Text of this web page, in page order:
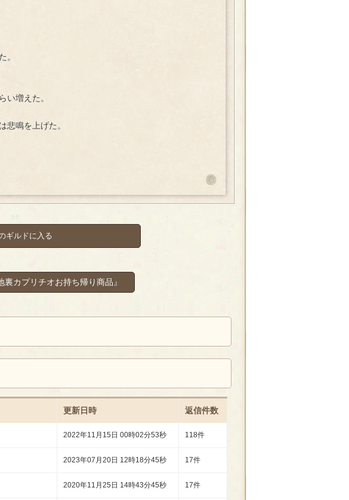
。
い増えた。
悲鳴を上げた。
ギルドに入る
カプリチオお持ち帰り商品』
更新日時 返信件数
2022年11月15日 00時02分53秒 118件
2023年07月20日 12時18分45秒 17件
2020年11月25日 14時43分45秒 17件